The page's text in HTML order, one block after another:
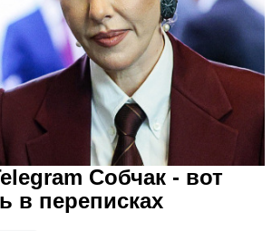
Собчак - вот
в переписках